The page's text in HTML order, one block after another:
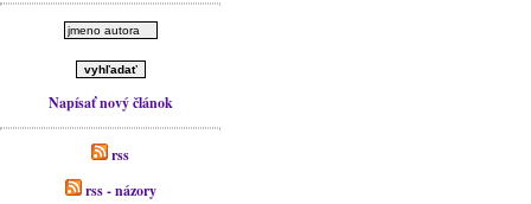
Napísať nový článok
rss
rss - názory